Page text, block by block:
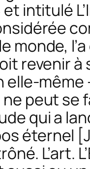
et intitulé
monde,
revenir
elle-
peut se
qui a
éternel
L’art.